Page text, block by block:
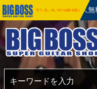
永久無料！ 【セー
おすすめ情報!